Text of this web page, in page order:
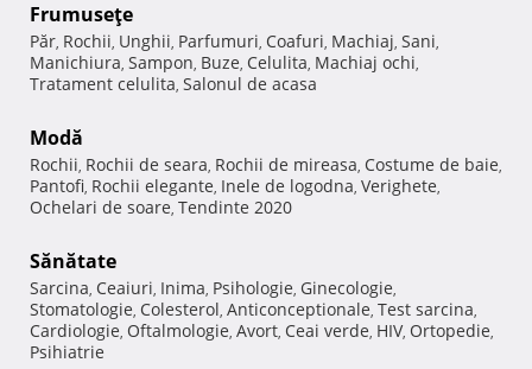
Frumuseţe
Păr, Rochii, Unghii, Parfumuri, Coafuri, Machiaj, Sani,
Manichiura, Sampon, Buze, Celulita, Machiaj ochi,
Tratament celulita, Salonul de acasa
Modă
Rochii, Rochii de seara, Rochii de mireasa, Costume de baie,
Pantofi, Rochii elegante, Inele de logodna, Verighete,
Ochelari de soare, Tendinte 2020
Sănătate
Sarcina, Ceaiuri, Inima, Psihologie, Ginecologie,
Stomatologie, Colesterol, Anticonceptionale, Test sarcina,
Cardiologie, Oftalmologie, Avort, Ceai verde, HIV, Ortopedie,
Psihiatrie